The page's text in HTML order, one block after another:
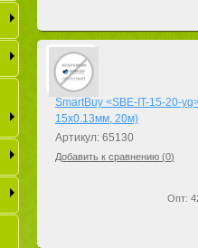
SmartBuy <SBE-IT-15-20-
15x0.13мм, 20м)
Артикул: 65130
Добавить к сравнению (0)
Опт: